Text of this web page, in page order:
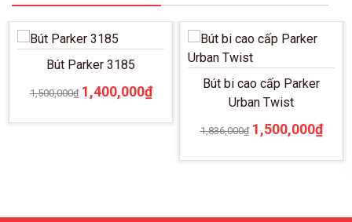
Bút Parker 3185
1,500,000₫ Giá
1,400,000₫Giá
Bút bi cao cấp Parker
Urban Twist
1,836,000₫ Giá
1,500,000₫Giá